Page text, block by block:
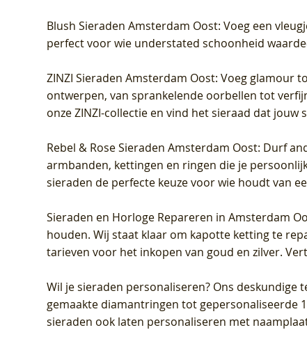
Blush Sieraden Amsterdam Oost: Voeg een
perfect voor wie understated schoonheid
ZINZI Sieraden Amsterdam Oost: Voeg glamour
ontwerpen, van sprankelende oorbellen tot
onze ZINZI-collectie en vind het sieraad dat jouw
Rebel & Rose Sieraden Amsterdam Oost: Durf
armbanden, kettingen en ringen die je
sieraden de perfecte keuze voor wie houdt van
Sieraden en Horloge Repareren in Amsterdam
houden. Wij staat klaar om kapotte ketting te
tarieven voor het inkopen van goud en zilver.
Wil je sieraden personaliseren? Ons deskundige
gemaakte diamantringen tot gepersonaliseerde
sieraden ook laten personaliseren met